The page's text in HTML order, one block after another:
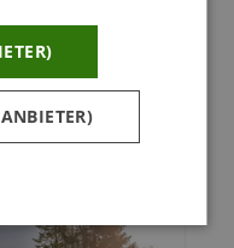
€ 1.058,00
Anfragen